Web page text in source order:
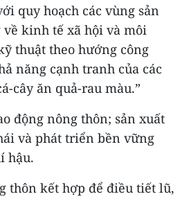
quy hoạch các vùng sản
kinh tế xã hội và môi
thuật theo hướng công
năng cạnh tranh của các
cây ăn quả-rau màu.”
động nông thôn; sản xuất
và phát triển bền vững
hậu.
thôn kết hợp để điều tiết lũ,